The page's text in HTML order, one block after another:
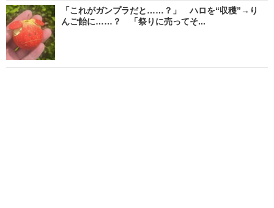
「これがガンプラだと……？」 ハロを“収穫”→り
んご飴に……？ 「祭りに売ってそ...